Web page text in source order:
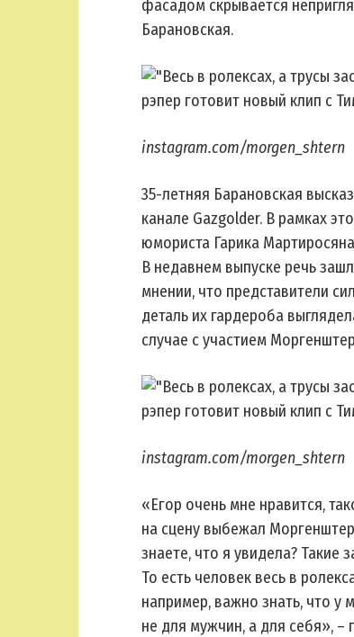
фасадом скрывается
Барановская.
instagram.com/morgen_shtern
35-летняя Барановская
канале Gazgolder. В рамках
юмориста Гарика
В недавнем выпуске речь
мнении, что представители
деталь их гардероба
случае с участием
instagram.com/morgen_shtern
«Егор очень мне нравится,
на сцену выбежал
знаете, что я увидела? Такие
То есть человек весь в
например, важно знать, что у
не для мужчин, а для себя», –